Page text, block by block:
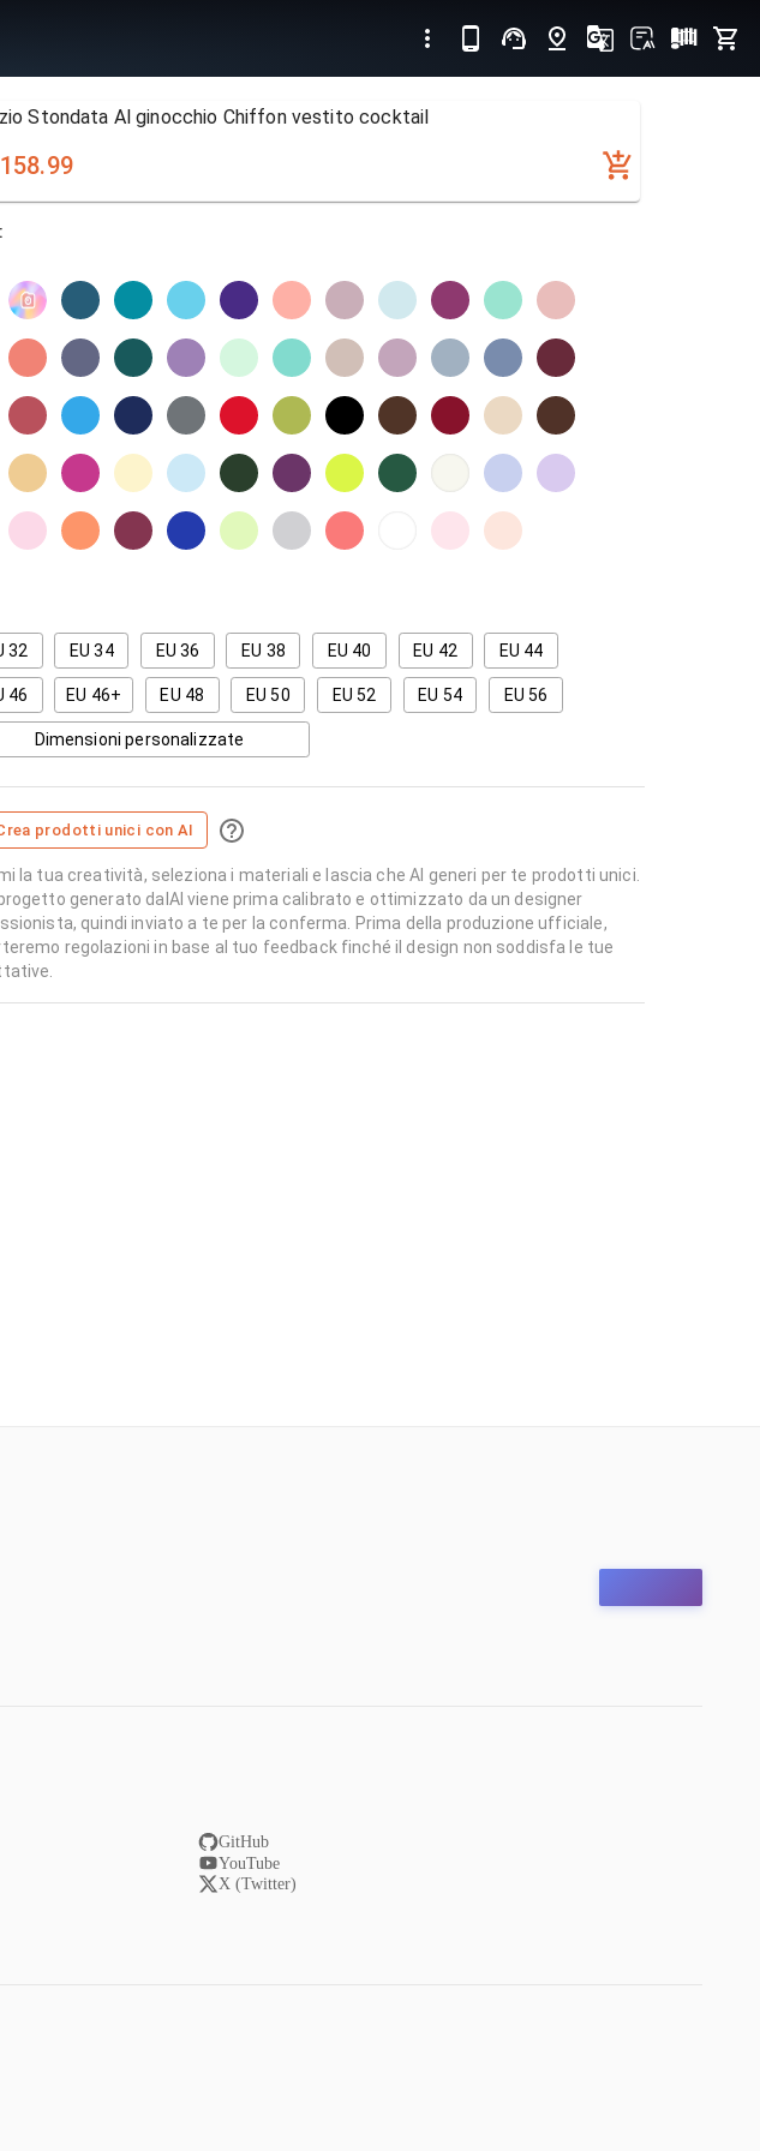
Stondata Al ginocchio Chiffon vestito cocktail
158.99
32 EU 34 EU 36 EU 38 EU 40 EU 42 EU 44
46 EU 46+ EU 48 EU 50 EU 52 EU 54 EU 56
Dimensioni personalizzate
prodotti unici con AI
la tua creatività, seleziona i materiali e lascia che AI generi per te prodotti unici.
generato dalAI viene prima calibrato e ottimizzato da un designer
quindi inviato a te per la conferma. Prima della produzione ufficiale,
regolazioni in base al tuo feedback finché il design non soddisfa le tue
GitHub
YouTube
X (Twitter)